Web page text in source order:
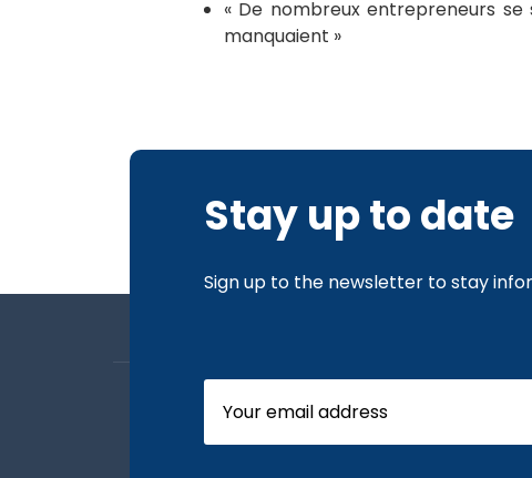
« De nombreux entrepreneurs
manquaient »
Stay up to date
Sign up to the newsletter to stay